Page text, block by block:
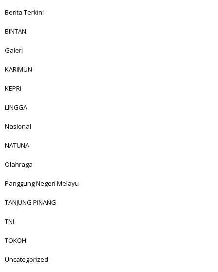
Berita Terkini
BINTAN
Galeri
KARIMUN
KEPRI
LINGGA
Nasional
NATUNA
Olahraga
Panggung Negeri Melayu
TANJUNG PINANG
TNI
TOKOH
Uncategorized